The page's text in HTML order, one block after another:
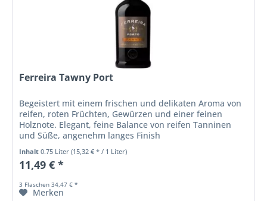
Ferreira Tawny Port
Begeistert mit einem frischen und delikaten Aroma von
reifen, roten Früchten, Gewürzen und einer feinen
Holznote. Elegant, feine Balance von reifen Tanninen
und Süße, angenehm langes Finish
Inhalt0.75 Liter(15,32 € * / 1 Liter)
11,49 € *
3 Flaschen 34,47 € *
Merken